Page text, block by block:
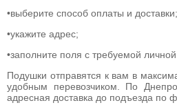
•выберите способ оплаты и доставки;
•укажите адрес;
•заполните поля с требуемой
Подушки отправятся к вам в
удобным перевозчиком. По
адресная доставка до подъезда по